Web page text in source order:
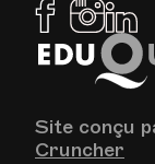
Facebook
Site conçu
Cruncher